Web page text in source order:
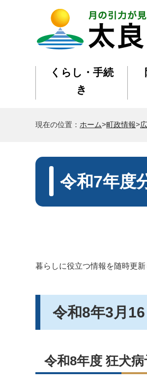
くらし・手続
き
現在の位置： ホーム>町政情報>
令和7年度
暮らしに役立つ情報を随時更
令和8年3月
令和8年度 狂犬